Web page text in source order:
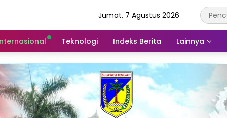
Jumat, 7 Agustus 2026
Teknologi Indeks Berita Lainnya